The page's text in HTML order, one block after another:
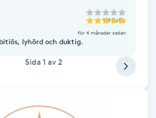
till Sofie
för 4 månader sedan
lyhörd och duktig.
Sida 1 av 2